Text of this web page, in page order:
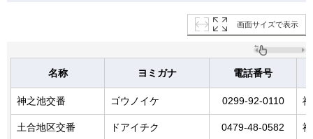
画面サイズで表示
名称 ヨミガナ 電話番号
神之池交番 ゴウノイケ 0299-92-0110
土合地区交番 ドアイチク 0479-48-0582